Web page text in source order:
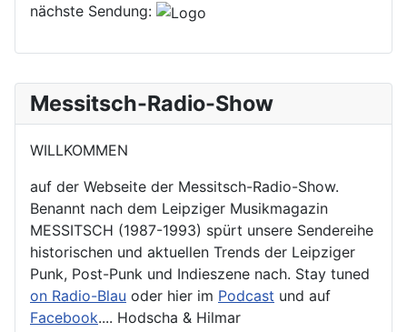
Messitsch-Radio-Show
WILLKOMMEN
auf der Webseite der Messitsch-Radio-Show.
Benannt nach dem Leipziger Musikmagazin
MESSITSCH (1987-1993) spürt unsere Sendereihe
historischen und aktuellen Trends der Leipziger
Punk, Post-Punk und Indieszene nach. Stay tuned
on Radio-Blau oder hier im Podcast und auf
Facebook.... Hodscha & Hilmar
nächste Sendung: